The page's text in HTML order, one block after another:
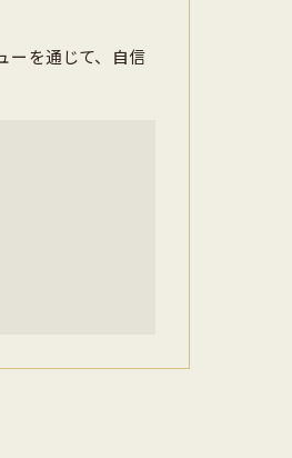
ーを通じて、自信